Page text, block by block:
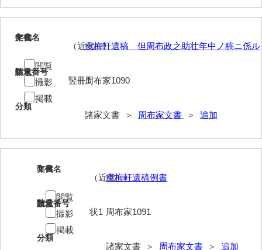
宇野家文書
浦家文書
恵良宏収集文書
相木家文書
6
文書名
痩梅軒遺稿 但周布政之助壮年中ノ稿ニ係ル
請求番号
周布家1090
分類
諸家文書 ＞ 周布家文書 ＞ 追加
年代
（近代）
数量
竪冊1
閲覧
撮影
掲載
7
文書名
痩梅軒遺稿例書
請求番号
周布家1091
分類
諸家文書 ＞ 周布家文書 ＞ 追加
年代
（近代）
数量
状1
閲覧
撮影
掲載